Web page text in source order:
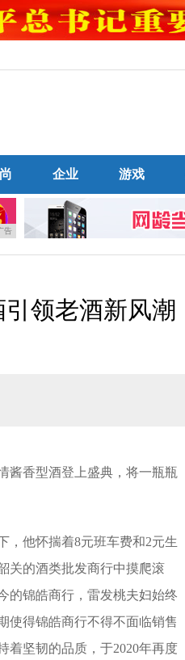
企业 游戏
告
领老酒新风潮
酱香型酒登上盛典，将一瓶瓶
，他怀揣着8元班车费和2元生
关的酒类批发商行中摸爬滚
的锦皓商行，雷发桃夫妇始终
使得锦皓商行不得不面临销售
着坚韧的品质，于2020年再度